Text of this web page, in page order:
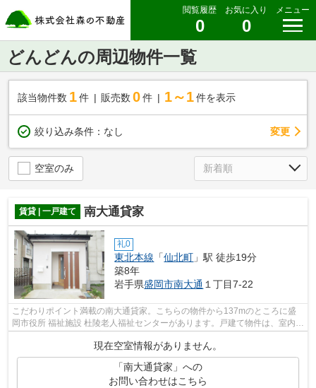
閲覧履歴
0
お気に入り
0
メニュー
どんどんの周辺物件一覧
該当物件数 1件 販売数 0 件 1～1 件を表示
絞り込み条件： なし 変更
空室のみ
賃貸 | 一戸建て 南大通貸家
礼0
東北本線 「仙北町 」駅 徒歩19分
築8年
岩手県盛岡市南大通 １丁目7-22
こだわりポイント満載の南大通貸家。こちらの物件から137mのところに盛
岡市役所 福祉施設 杜陵老人福祉センターがあります。戸建て物件は、室内の
レイアウトの自由度も高くお勧めです...
現在空室情報がありません。
「南大通貸家」への
お問い合わせはこちら